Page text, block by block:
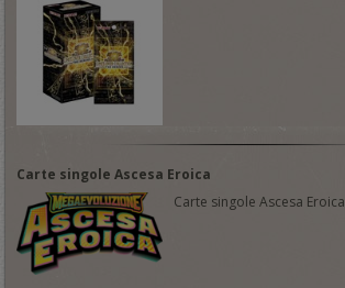
Carte singole Ascesa Eroica
Carte singole Ascesa Eroica